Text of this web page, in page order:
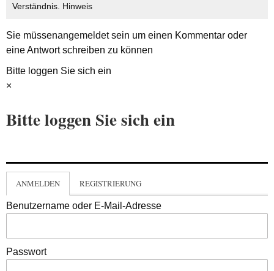
Verständnis. Hinweis
Sie müssenangemeldetsein um einen Kommentar oder
eine Antwort schreiben zu können
Bitte loggen Sie sich ein
×
Bitte loggen Sie sich ein
ANMELDEN REGISTRIERUNG
Benutzername oder E-Mail-Adresse
Passwort